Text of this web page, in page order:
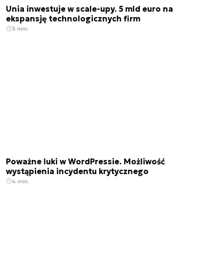
Unia inwestuje w scale-upy. 5 mld euro na
ekspansję technologicznych firm
3 min.
Poważne luki w WordPressie. Możliwość
wystąpienia incydentu krytycznego
4 min.